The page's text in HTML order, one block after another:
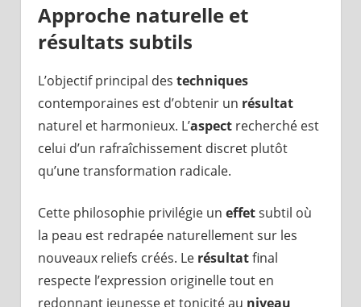
Approche naturelle et
résultats subtils
L’objectif principal des techniques
contemporaines est d’obtenir un résultat
naturel et harmonieux. L’aspectrecherché est
celui d’un rafraîchissement discret plutôt
qu’une transformation radicale.
Cette philosophie privilégie un effetsubtil où
la peau est redrapée naturellement sur les
nouveaux reliefs créés. Le résultatfinal
respecte l’expression originelle tout en
redonnant jeunesse et tonicité au niveau